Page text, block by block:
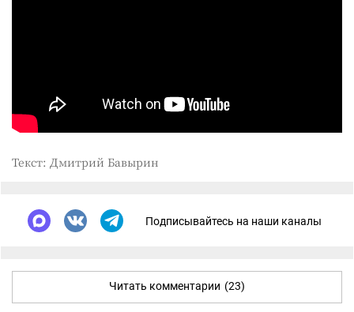
Текст: Дмитрий Бавырин
Подписывайтесь на наши каналы
Читать комментарии (23)